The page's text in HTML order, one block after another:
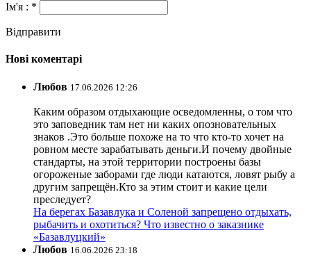
Ім'я : *
Відправити
Нові коментарі
Любов 17.06.2026 12:26
Каким образом отдыхающие осведомленны, о том что
это заповедник там нет ни каких опозновательных
знаков .Это больше похоже на то что кто-то хочет на
ровном месте зарабатывать деньги.И почему двойные
стандарты, на этой территории построены базы
огороженые заборами где люди катаются, ловят рыбу а
другим запрещён.Кто за этим стоит и какие цели
преследует?
На берегах Базавлука и Соленой запрещено отдыхать,
рыбачить и охотиться? Что известно о заказнике
«Базавлуцкий»
Любов 16.06.2026 23:18